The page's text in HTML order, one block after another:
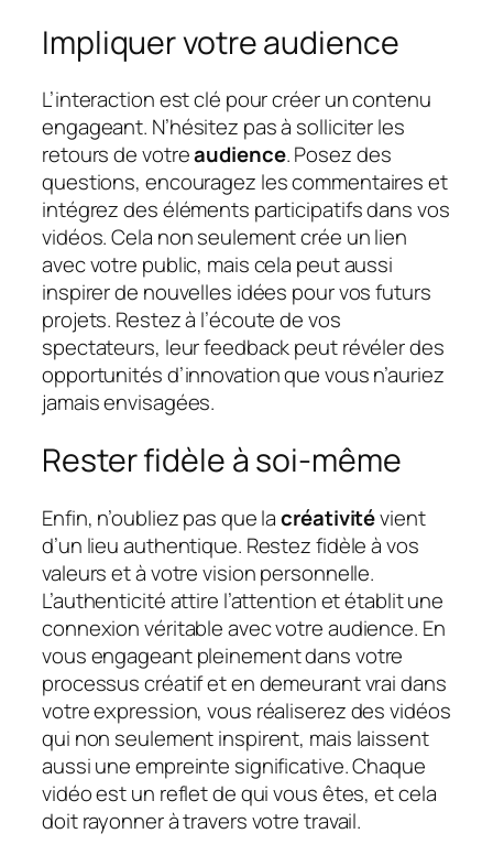
Impliquer votre audience
L’interaction est clé pour créer un contenu
engageant. N’hésitez pas à solliciter les
retours de votreaudience. Posez des
questions, encouragez les commentaires et
intégrez des éléments participatifs dans vos
vidéos. Cela non seulement crée un lien
avec votre public, mais cela peut aussi
inspirer de nouvelles idées pour vos futurs
projets. Restez à l’écoute de vos
spectateurs, leur feedback peut révéler des
opportunités d’innovation que vous n’auriez
jamais envisagées.
Rester fidèle à soi-même
Enfin, n’oubliez pas que lacréativitévient
d’un lieu authentique. Restez fidèle à vos
valeurs et à votre vision personnelle.
L’authenticité attire l’attention et établit une
connexion véritable avec votre audience. En
vous engageant pleinement dans votre
processus créatif et en demeurant vrai dans
votre expression, vous réaliserez des vidéos
qui non seulement inspirent, mais laissent
aussi une empreinte significative. Chaque
vidéo est un reflet de qui vous êtes, et cela
doit rayonner à travers votre travail.